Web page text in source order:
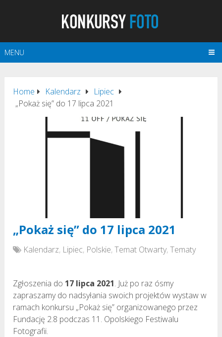
MENU
Home Kalendarz
Lipiec
„Pokaż się” do 17 lipca 2021
„Pokaż się” do 17 lipca 2021
Kalendarz, Lipiec, Polskie,Temat Otwarty,Tematy
Zgłoszenia do 17 lipca 2021. Już po raz ósmy
zapraszamy do nadsyłania swoich projektów wystaw w
ramach konkursu „Pokaż się” organizowanego przez
Fundację 2.8 podczas 11. Opolskiego Festiwalu
Fotografii.